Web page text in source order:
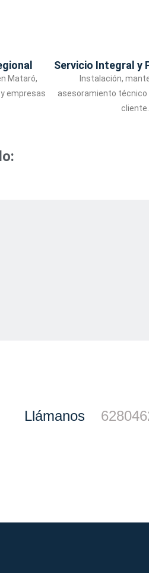
Mataró,
empresas
Servicio Integral y
Instalación,
asesoramiento técnico
cliente.
Llámanos